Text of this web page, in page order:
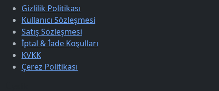
Gizlilik Politikası
Kullanıcı Sözleşmesi
Satış Sözleşmesi
İptal & İade Koşulları
KVKK
Çerez Politikası